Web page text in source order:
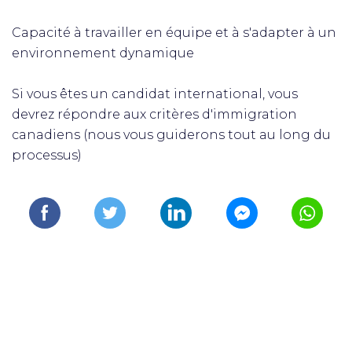
Capacité à travailler en équipe et à s'adapter à un
environnement dynamique
Si vous êtes un candidat international, vous
devrez répondre aux critères d'immigration
canadiens (nous vous guiderons tout au long du
processus)